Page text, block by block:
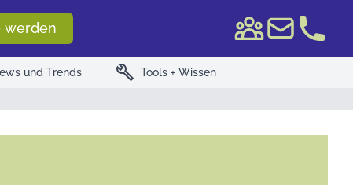
WKN/ISIN
werden
und Trends build Tools + Wissen